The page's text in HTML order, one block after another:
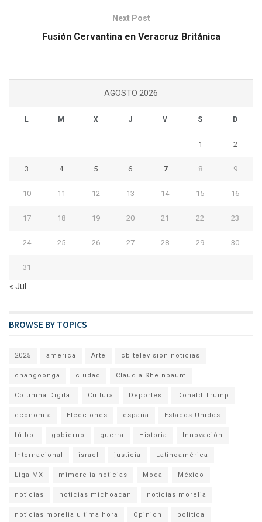
Next Post
Fusión Cervantina en Veracruz Británica
AGOSTO 2026
L M X J V S D
1 2
3 4 5 6 7 8 9
10 11 12 13 14 15 16
17 18 19 20 21 22 23
24 25 26 27 28 29 30
31
« Jul
BROWSE BY TOPICS
2025 america Arte cb television noticias
changoonga ciudad Claudia Sheinbaum
Columna Digital Cultura Deportes Donald Trump
economia Elecciones españa Estados Unidos
fútbol gobierno guerra Historia Innovación
Internacional israel justicia Latinoamérica
Liga MX mimorelia noticias Moda México
noticias noticias michoacan noticias morelia
noticias morelia ultima hora Opinion politica